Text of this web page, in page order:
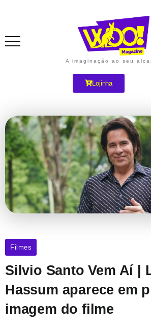
A imaginação ao seu
Lojinha
Filmes
Silvio Santo Vem Aí |
Hassum aparece em
imagem do filme